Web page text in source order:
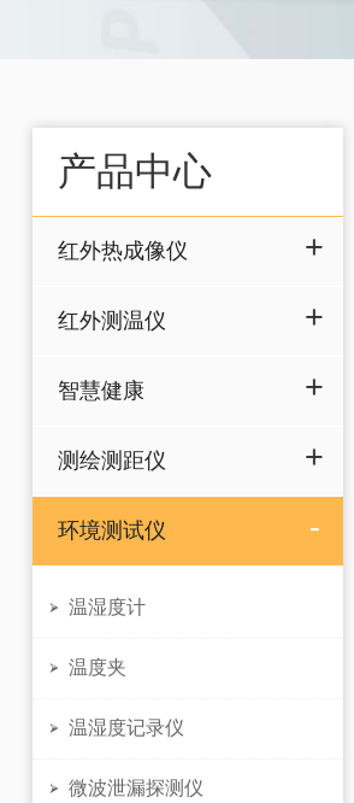
智慧健康
耳温计
非接触红外体温计
测绘测距仪
产品中心
红外热成像仪
红外测温仪
智慧健康
测绘测距仪
环境测试仪
 温湿度计
 温度夹
 温湿度记录仪
 微波泄漏探测仪